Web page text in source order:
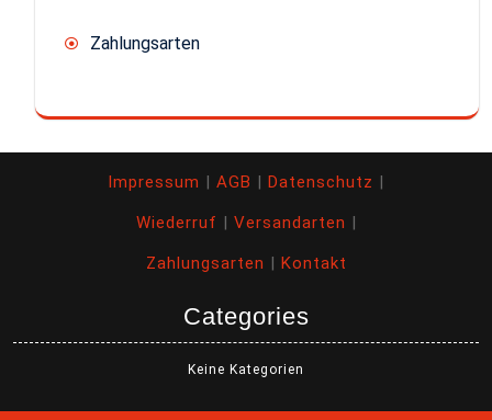
Zahlungsarten
Impressum | AGB | Datenschutz |
Wiederruf | Versandarten |
Zahlungsarten | Kontakt
Categories
Keine Kategorien